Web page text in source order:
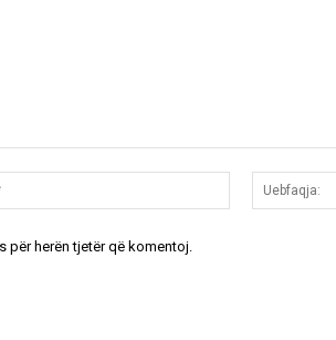
Email:*
për herën tjetër që komentoj.